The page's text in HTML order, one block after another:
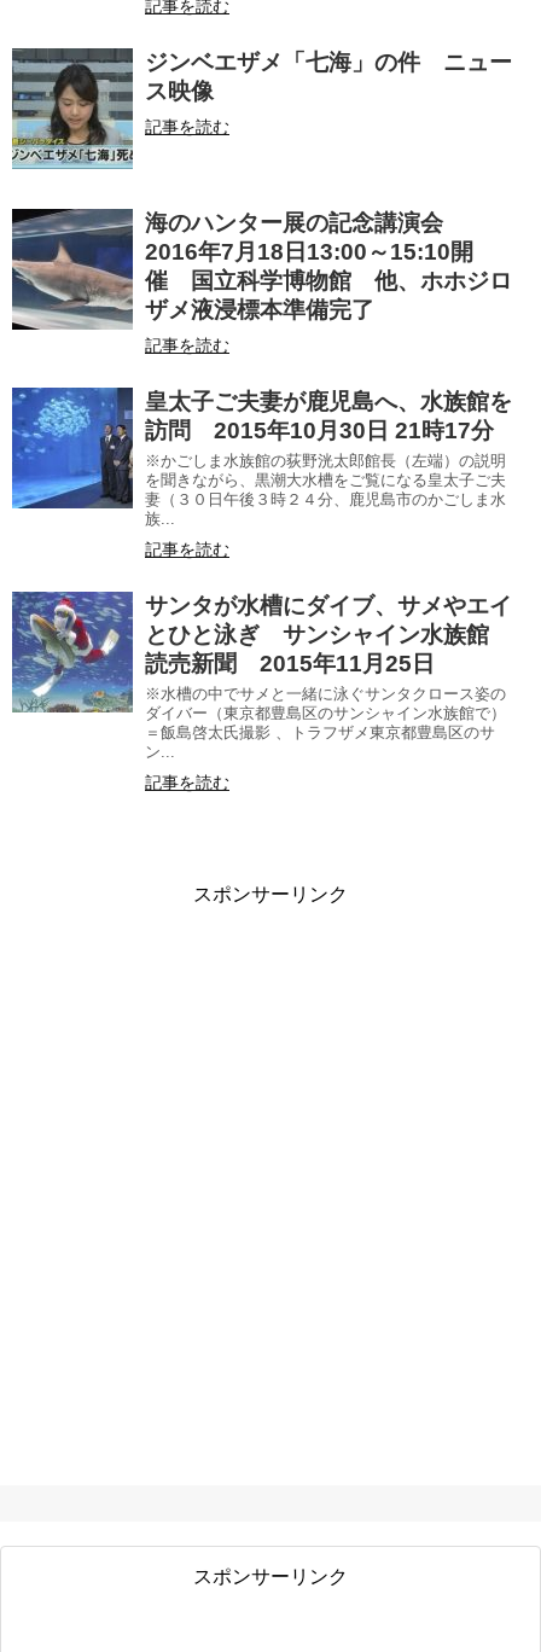
記事を読む
ジンベエザメ「七海」の件 ニュー
ス映像
記事を読む
海のハンター展の記念講演会
2016年7月18日13:00～15:10開
催 国立科学博物館 他、ホホジロ
ザメ液浸標本準備完了
記事を読む
皇太子ご夫妻が鹿児島へ、水族館を
訪問 2015年10月30日 21時17分
※かごしま水族館の荻野洸太郎館長（左端）の説明
を聞きながら、黒潮大水槽をご覧になる皇太子ご夫
妻（３０日午後３時２４分、鹿児島市のかごしま水
族...
記事を読む
サンタが水槽にダイブ、サメやエイ
とひと泳ぎ サンシャイン水族館
読売新聞 2015年11月25日
※水槽の中でサメと一緒に泳ぐサンタクロース姿の
ダイバー（東京都豊島区のサンシャイン水族館で）
＝飯島啓太氏撮影 、トラフザメ東京都豊島区のサ
ン...
記事を読む
スポンサーリンク
スポンサーリンク